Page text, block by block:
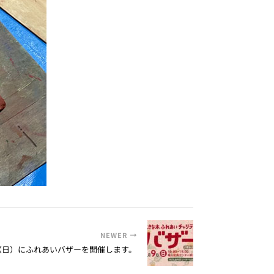
NEWER
）にふれあいバザーを開催します。